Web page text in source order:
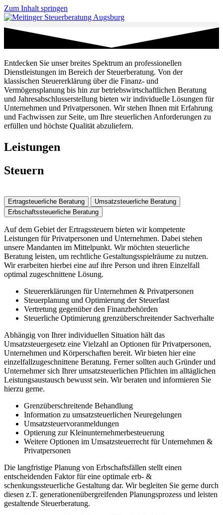
Zum Inhalt springen
Entdecken Sie unser breites Spektrum an professionellen
Dienstleistungen im Bereich der Steuerberatung. Von der
klassischen Steuererklärung über die Finanz- und
Vermögensplanung bis hin zur betriebswirtschaftlichen Beratung
und Jahresabschlusserstellung bieten wir individuelle Lösungen für
Unternehmen und Privatpersonen. Wir stehen Ihnen mit Erfahrung
und Fachwissen zur Seite, um Ihre steuerlichen Anforderungen zu
erfüllen und höchste Qualität abzuliefern.
Leistungen
Steuern
Ertragsteuerliche Beratung
Umsatzsteuerliche Beratung
Erbschaftssteuerliche Beratung
Auf dem Gebiet der Ertragssteuern bieten wir kompetente
Leistungen für Privatpersonen und Unternehmen. Dabei stehen
unsere Mandanten im Mittelpunkt. Wir möchten steuerliche
Beratung leisten, um rechtliche Gestaltungsspielräume zu nutzen.
Wir erarbeiten hierbei eine auf ihre Person und ihren Einzelfall
optimal zugeschnittene Lösung.
Steuererklärungen für Unternehmen & Privatpersonen
Steuerplanung und Optimierung der Steuerlast
Vertretung gegenüber den Finanzbehörden
Steuerliche Optimierung grenzüberschreitender Sachverhalte
Abhängig von Ihrer individuellen Situation hält das
Umsatzsteuergesetz eine Vielzahl an Optionen für Privatpersonen,
Unternehmen und Körperschaften bereit. Wir bieten hier eine
einzelfallzugeschnittene Beratung. Ferner sollten auch Gründer und
Unternehmer sich Ihrer umsatzsteuerlichen Pflichten im alltäglichen
Leistungsaustausch bewusst sein. Wir beraten und informieren Sie
hierzu gerne.
Grenzüberschreitende Behandlung
Information zu umsatzsteuerlichen Neuregelungen
Umsatzsteuervoranmeldungen
Optierung zur Kleinunternehmerbesteuerung
Weitere Optionen im Umsatzsteuerrecht für Unternehmen &
Privatpersonen
Die langfristige Planung von Erbschaftsfällen stellt einen
entscheidenden Faktor für eine optimale erb- &
schenkungssteuerliche Gestaltung dar. Wir begleiten Sie gerne durch
diesen z.T. generationenübergreifenden Planungsprozess und leisten
gestaltende Steuerberatung.